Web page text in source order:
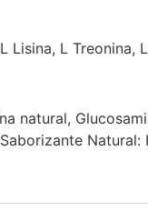
Lisina, L Treonina,
natural,